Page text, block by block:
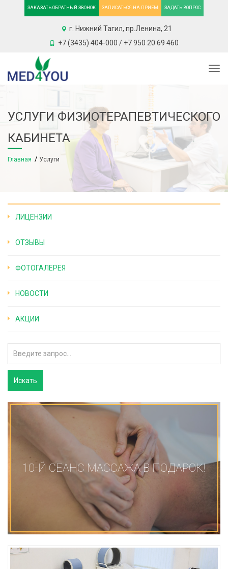
ЗАКАЗАТЬ ОБРАТНЫЙ ЗВОНОК ЗАПИСАТЬСЯ НА ПРИЕМ ЗАДАТЬ ВОПРОС
г. Нижний Тагил, пр.Ленина, 21
+7 (3435) 404-000 / +7 950 20 69 460
УСЛУГИ ФИЗИОТЕРАПЕВТИЧЕСКОГО
КАБИНЕТА
Главная Услуги
ЛИЦЕНЗИИ
ОТЗЫВЫ
ФОТОГАЛЕРЕЯ
НОВОСТИ
АКЦИИ
10-Й СЕАНС МАССАЖА В ПОДАРОК!